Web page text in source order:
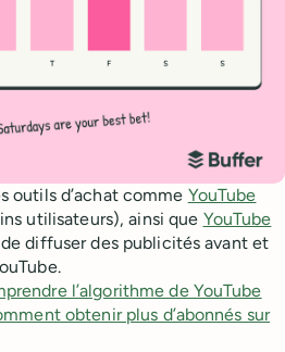
outils d’achat comme YouTube
utilisateurs), ainsi que YouTube
diffuser des publicités avant et
l’algorithme de YouTube
obtenir plus d’abonnés sur